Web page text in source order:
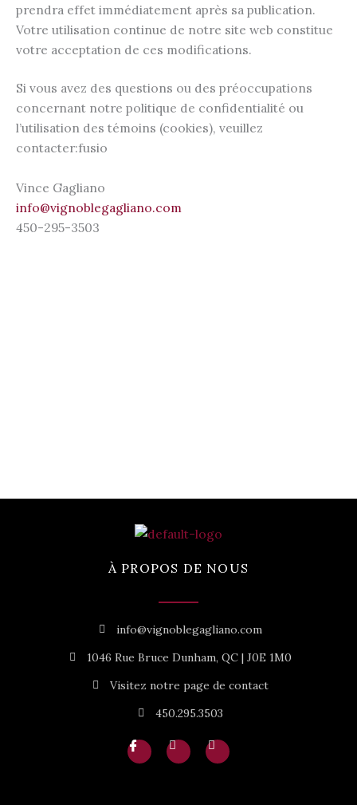
prendra effet immédiatement après sa publication.
Votre utilisation continue de notre site web constitue
votre acceptation de ces modifications.
Si vous avez des questions ou des préoccupations
concernant notre politique de confidentialité ou
l’utilisation des témoins (cookies), veuillez
contacter:fusio
Vince Gagliano
info@vignoblegagliano.com
450-295-3503
À PROPOS DE NOUS
info@vignoblegagliano.com
1046 Rue Bruce Dunham, QC | J0E 1M0
Visitez notre page de contact
450.295.3503
I
o
T
w
i
I
s